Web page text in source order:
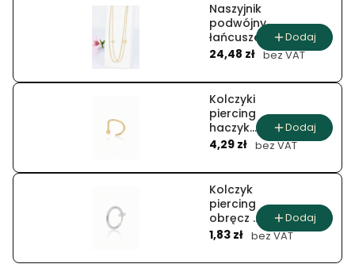
Naszyjnik
podwójny
łańcuszek z
koniczynami
Cena
24,48 zł bez VAT
Dodaj
Kolczyki
piercing
haczyk
półksiężyc
Cena
4,29 zł bez VAT
Dodaj
Kolczyk
piercing
obręcz z
nakładką
Cena
1,83 zł bez VAT
Dodaj